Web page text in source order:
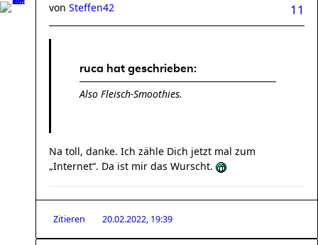
11
von Steffen42
ruca hat geschrieben:
Also Fleisch-Smoothies.
Na toll, danke. Ich zähle Dich jetzt mal zum
„Internet“. Da ist mir das Wurscht.
Zitieren 20.02.2022, 19:39